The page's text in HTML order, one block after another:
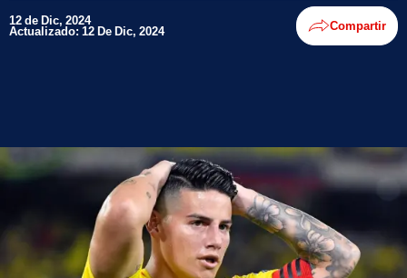
12 de Dic, 2024
Actualizado: 12 De Dic, 2024 Compartir